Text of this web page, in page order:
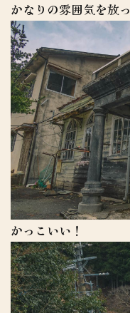
かなりの雰囲気を放っ
かっこいい！